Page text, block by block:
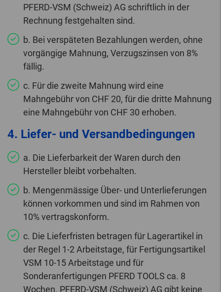
PFERD-VSM (Schweiz) AG schriftlich in der
Rechnung festgehalten sind.
b. Bei verspäteten Bezahlungen werden, ohne
vorgängige Mahnung, Verzugszinsen von 8%
fällig.
c. Für die zweite Mahnung wird eine
Mahngebühr von CHF 20, für die dritte Mahnung
eine Mahngebühr von CHF 30 erhoben.
4. Liefer- und Versandbedingungen
a. Die Lieferbarkeit der Waren durch den
Hersteller bleibt vorbehalten.
b. Mengenmässige Über- und Unterlieferungen
können vorkommen und sind im Rahmen von
10% vertragskonform.
c. Die Lieferfristen betragen für Lagerartikel in
der Regel 1-2 Arbeitstage, für Fertigungsartikel
VSM 10-15 Arbeitstage und für
Sonderanfertigungen PFERD TOOLS ca. 8
Wochen. PFERD-VSM (Schweiz) AG gibt keine